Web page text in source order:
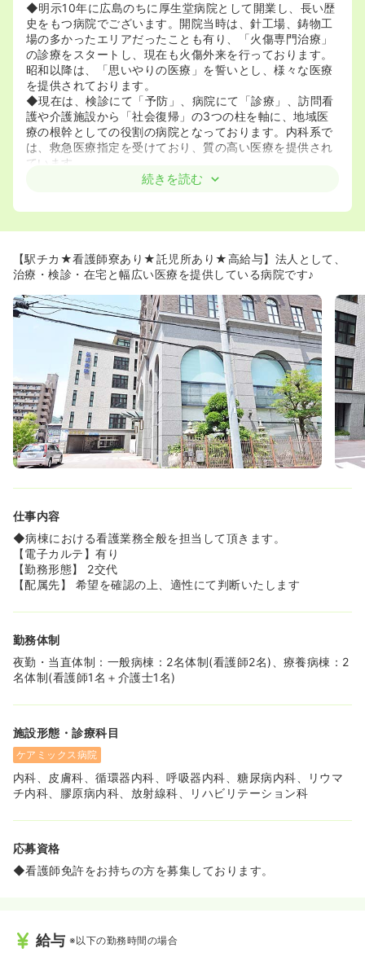
◆明示10年に広島のちに厚生堂病院として開業し、長い歴
史をもつ病院でございます。開院当時は、針工場、鋳物工
場の多かったエリアだったことも有り、「火傷専門治療」
の診療をスタートし、現在も火傷外来を行っております。
昭和以降は、「思いやりの医療」を誓いとし、様々な医療
を提供されております。
◆現在は、検診にて「予防」、病院にて「診療」、訪問看
護や介護施設から「社会復帰」の3つの柱を軸に、地域医
療の根幹としての役割の病院となっております。内科系で
は、救急医療指定を受けており、質の高い医療を提供され
ています。
◆2014年2月3日には、新築移転され、設備や、内装など
◆特定内科ではなく、幅広い科目を展開されているため、
基礎をつくりながら、急性期から在宅まで様々なフェーズ
の看護を学ぶことが可能です。
≪働きやすい環境が整っています≫
◆横川駅から徒歩圏内の立地にあり、車通勤だけでなく公
共交通機関での勤務をされる方も非常にアクセスのし易い
立地でございます。横川駅からは広島市内のどこでもアク
セスも良いため、市内にお住まいの方には、非常におすす
めでございます。
◆家庭をお持ちの看護師様も多く、子育てやプライベート
両立が可能な環境がございます。
◆日勤帯にお預けが可能な託児所もあり、お子様が小さい
ママさんナースの方にもおすすめです。検診センターや、
訪問看護、介護施設など日勤ポジションも多くあるため、
ライフイベントに合わせて、キャリアを途絶えさせること
なく長期勤務が可能でございます。
得が可能となっており、看護師が働きやすい職場づくりに
取り組んでおります。
≪遠方からの方も安心。寮完備！≫
◆遠方からの方のために看護師寮が2014年に建てられまし
た。約10畳でバス・トイレ別な広々とした作りでございま
す。他の市、県から転居されて来る方も安心して勤務が可
◆マイカー通勤も可能なので、遠方からご勤務される方に
はオススメです！
続きを読む
【駅チカ★看護師寮あり★託児所あり★高給与】法人として、
治療・検診・在宅と幅広い医療を提供している病院です♪
仕事内容
◆病棟における看護業務全般を担当して頂きます。
【電子カルテ】有り
【勤務形態】 2交代
【配属先】 希望を確認の上、適性にて判断いたします
勤務体制
夜勤・当直体制：一般病棟：2名体制(看護師2名)、療養病棟：2
名体制(看護師1名＋介護士1名)
施設形態・診療科目
ケアミックス病院
内科、皮膚科、循環器内科、呼吸器内科、糖尿病内科、リウマ
チ内科、膠原病内科、放射線科、リハビリテーション科
応募資格
◆看護師免許をお持ちの方を募集しております。
給与 ※以下の勤務時間の場合